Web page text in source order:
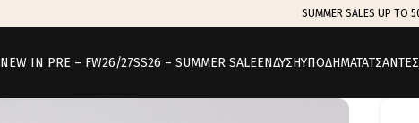
SUMMER SALES UP TO
NEW IN PRE – FW26/27SS26 – SUMMER SALEΕΝΔΥΣΗΥΠΟΔΗΜΑΤΑΤΣΑΝΤΕΣ